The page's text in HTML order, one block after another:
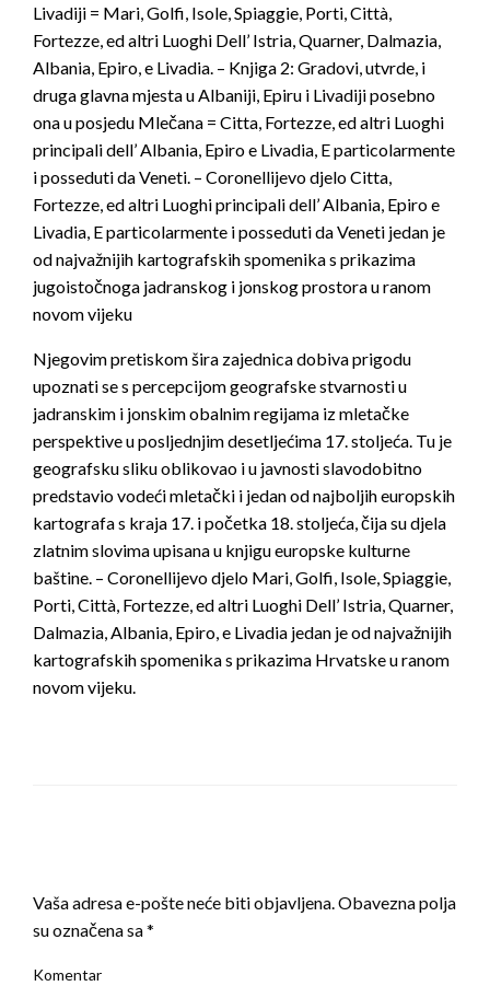
Livadiji = Mari, Golfi, Isole, Spiaggie, Porti, Città,
Fortezze, ed altri Luoghi Dell’ Istria, Quarner, Dalmazia,
Albania, Epiro, e Livadia. – Knjiga 2: Gradovi, utvrde, i
druga glavna mjesta u Albaniji, Epiru i Livadiji posebno
ona u posjedu Mlečana = Citta, Fortezze, ed altri Luoghi
principali dell’ Albania, Epiro e Livadia, E particolarmente
i posseduti da Veneti. – Coronellijevo djelo Citta,
Fortezze, ed altri Luoghi principali dell’ Albania, Epiro e
Livadia, E particolarmente i posseduti da Veneti jedan je
od najvažnijih kartografskih spomenika s prikazima
jugoistočnoga jadranskog i jonskog prostora u ranom
novom vijeku
Njegovim pretiskom šira zajednica dobiva prigodu
upoznati se s percepcijom geografske stvarnosti u
jadranskim i jonskim obalnim regijama iz mletačke
perspektive u posljednjim desetljećima 17. stoljeća. Tu je
geografsku sliku oblikovao i u javnosti slavodobitno
predstavio vodeći mletački i jedan od najboljih europskih
kartografa s kraja 17. i početka 18. stoljeća, čija su djela
zlatnim slovima upisana u knjigu europske kulturne
baštine. – Coronellijevo djelo Mari, Golfi, Isole, Spiaggie,
Porti, Città, Fortezze, ed altri Luoghi Dell’ Istria, Quarner,
Dalmazia, Albania, Epiro, e Livadia jedan je od najvažnijih
kartografskih spomenika s prikazima Hrvatske u ranom
novom vijeku.
Vaša adresa e-pošte neće biti objavljena. Obavezna polja
su označena sa*
Komentar